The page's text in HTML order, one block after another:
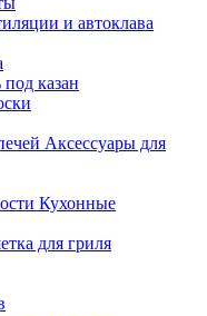
и автоклава
казан
Аксессуары для
Кухонные
для гриля